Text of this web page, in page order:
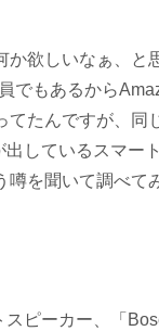
か欲しいなぁ、と
でもあるから
てたんですが、同
しているスマー
噂を聞いて調べて
スピーカー、「